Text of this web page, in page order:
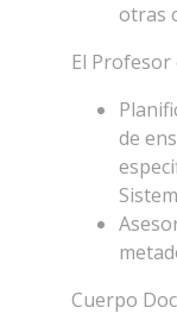
otras
El Profesor
de
Cuerpo